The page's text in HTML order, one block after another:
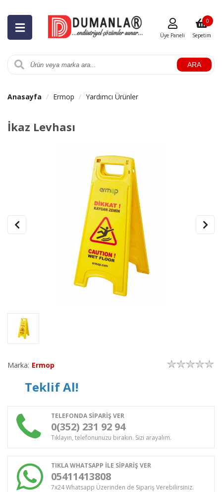
ARA
Üye Paneli Sepetim
0
Anasayfa Ermop Yardımcı Ürünler
İkaz Levhası
Marka: Ermop
Teklif Al!
TELEFONDA SİPARİŞ VER
0(352) 231 92 94
Tıklayın, telefonunuzu bırakın. Sizi arayalım.
TIKLA WHATSAPP İLE SİPARİŞ VER
05411413808
7x24 Whatsapp Üzerinden de Sipariş Verebilirsiniz.